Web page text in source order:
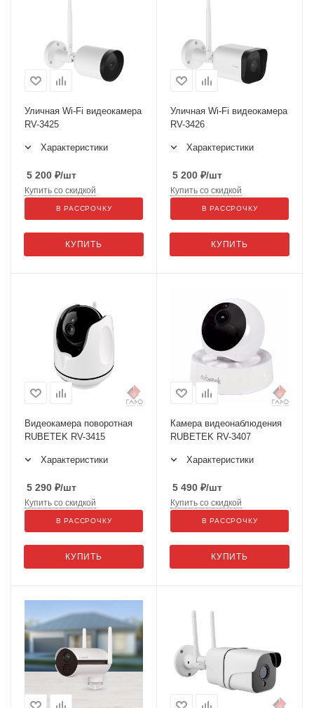
Уличная Wi-Fi видеокамера
RV-3425
Характеристики
5 200 ₽/шт
КУПИТЬ
Купить со скидкой
В РАССРОЧКУ
Уличная Wi-Fi видеокамера
RV-3426
Характеристики
5 200 ₽/шт
КУПИТЬ
Купить со скидкой
В РАССРОЧКУ
Видеокамера поворотная
RUBETEK RV-3415
Характеристики
5 290 ₽/шт
КУПИТЬ
Купить со скидкой
В РАССРОЧКУ
Камера видеонаблюдения
RUBETEK RV-3407
Характеристики
5 490 ₽/шт
КУПИТЬ
Купить со скидкой
В РАССРОЧКУ